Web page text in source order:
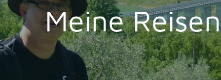
Meine Reisen